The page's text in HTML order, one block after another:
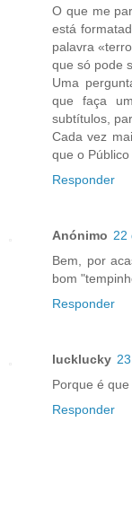
O que me
está
palavra
que só pode
Uma
que faça
subtítulos,
Cada vez
que o
Responder
Anónimo 22
Bem, por
bom
Responder
lucklucky
Porque é
Responder